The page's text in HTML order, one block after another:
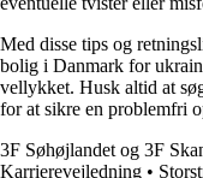
Med disse tips og
bolig i Danmark for
vellykket. Husk altid at
for at sikre en problemfri
3F Søhøjlandet og 3F
Karrierevejledning •